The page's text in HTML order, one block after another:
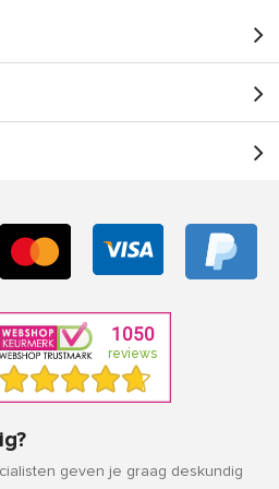
geven je graag deskundig